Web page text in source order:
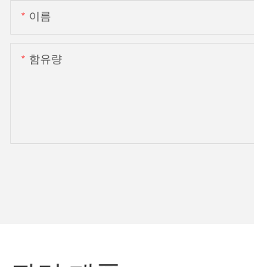
이름
함유량